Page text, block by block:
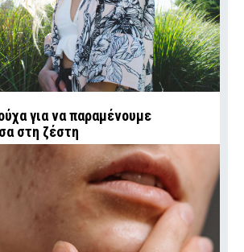
για να παραμένουμε
στη ζέστη